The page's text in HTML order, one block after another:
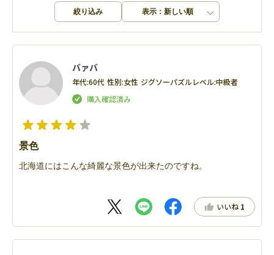
絞り込み 表示：新しい順
バァバ
年代:60代 性別:女性 ジグソーパズルレベル:中級者
景色
北海道にはこんな綺麗な景色が出来たのですね。
いいね 1